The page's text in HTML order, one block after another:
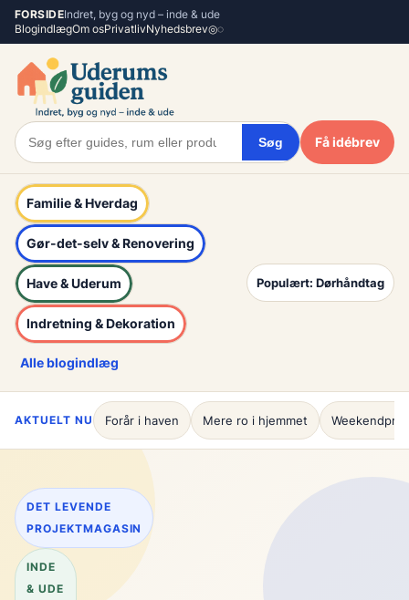
Spring
FORSIDEIndret, byg og nyd – inde & ude
BlogindlægOm osPrivatlivNyhedsbrev◎◌
Søg Få idébrev
Familie & Hverdag
Gør-det-selv & Renovering
Have & Uderum
Indretning & Dekoration
Alle blogindlæg
Populært: Dørhåndtag
AKTUELT NU Forår i haven Mere ro i hjemmet
DET LEVENDE
PROJEKTMAGASIN
INDE
& UDE